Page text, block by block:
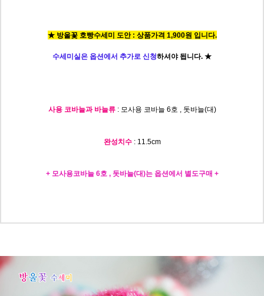
★ 방울꽃 호빵수세미 도안 : 상품가격 1,900원 입니다.
수세미실은 옵션에서 추가로 신청하셔야 됩니다. ★
사용 코바늘과 바늘류: 모사용 코바늘 6호 , 돗바늘(대)
완성치수: 11.5cm
+ 모사용코바늘 6호 , 돗바늘(대)는 옵션에서 별도구매 +